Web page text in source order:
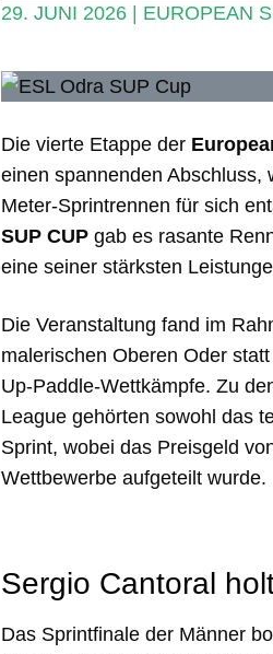
29. JUNI 2026| EUROPEAN
Die vierte Etappe der
einen spannenden Abschluss,
Meter-Sprintrennen für sich
SUP CUPgab es rasante
eine seiner stärksten
Die Veranstaltung fand im
malerischen Oberen Oder
Up-Paddle-Wettkämpfe. Zu
League gehörten sowohl das
Sprint, wobei das Preisgeld
Wettbewerbe aufgeteilt wurde.
Sergio Cantoral
Das Sprintfinale der Männer